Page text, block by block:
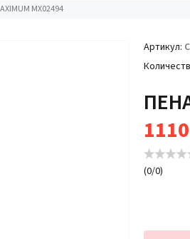
MX02494
Артикул
1110
(0/0)